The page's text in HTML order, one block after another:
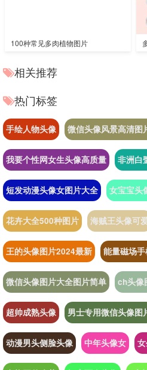
100种常见多肉植物图片
相关推荐
热门标签
手绘人物头像 微信头像风景高清图
我要个性网女生头像高质量 非洲白
短发动漫头像女图片大全 女宝宝头
花卉大全500种图片 海贼王头像可
王的头像图片2024最新 能量磁场
微信头像图片大全图片简单 ch头像
超帅成熟头像 男士专用微信头像图
动漫男头侧脸头像 中年头像女